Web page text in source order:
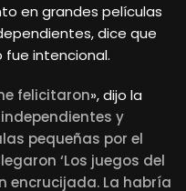
en grandes películas
dice que
fue intencional.
felicitaron», dijo la
y
pequeñas por el
‘Los juegos del
encrucijada. La habría